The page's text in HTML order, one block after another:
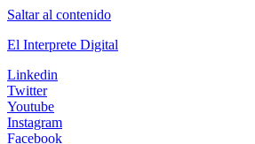
Saltar al contenido
El Interprete Digital
Linkedin
Twitter
Youtube
Instagram
Facebook